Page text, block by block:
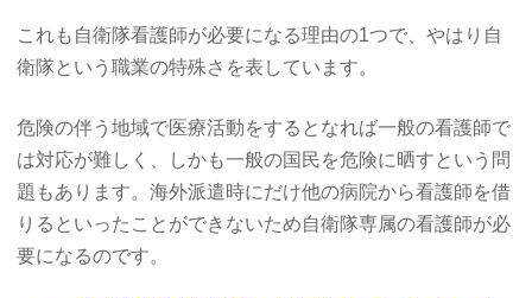
これも自衛隊看護師が必要になる理由の1つで、やはり自
衛隊という職業の特殊さを表しています。
危険の伴う地域で医療活動をするとなれば一般の看護師で
は対応が難しく、しかも一般の国民を危険に晒すという問
題もあります。海外派遣時にだけ他の病院から看護師を借
りるといったことができないため自衛隊専属の看護師が必
要になるのです。